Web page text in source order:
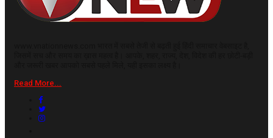
Read More...